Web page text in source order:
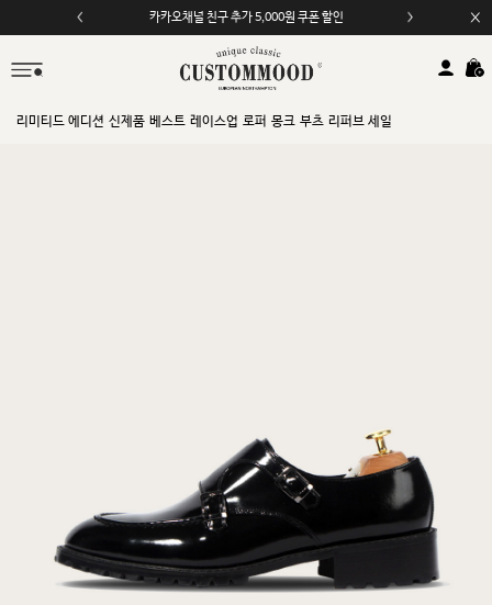
카카오채널 친구 추가 5,000원 쿠폰 할인
모바일 앱 자동 2,000원 할인
리미티드 에디션 신제품 베스트 레이스업 로퍼 몽크 부츠 리퍼브 세일